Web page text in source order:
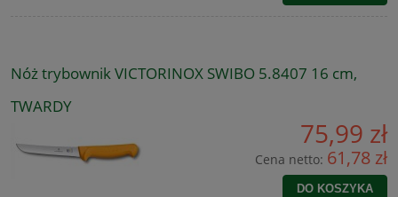
Nóż trybownik VICTORINOX SWIBO 5.8407 16 cm,
TWARDY
75,99 zł
Cena netto: 61,78 zł
DO KOSZYKA